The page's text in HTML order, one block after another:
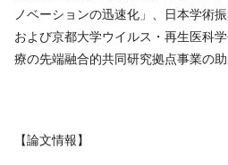
ノベーションの迅速化」、日本学術
および京都大学ウイルス・再生医科
療の先端融合的共同研究拠点事業の
【論文情報】